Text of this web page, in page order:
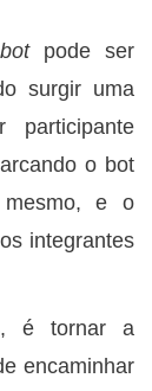
botpode ser
surgir uma
participante
o bot
e o
integrantes
é tornar a
encaminhar